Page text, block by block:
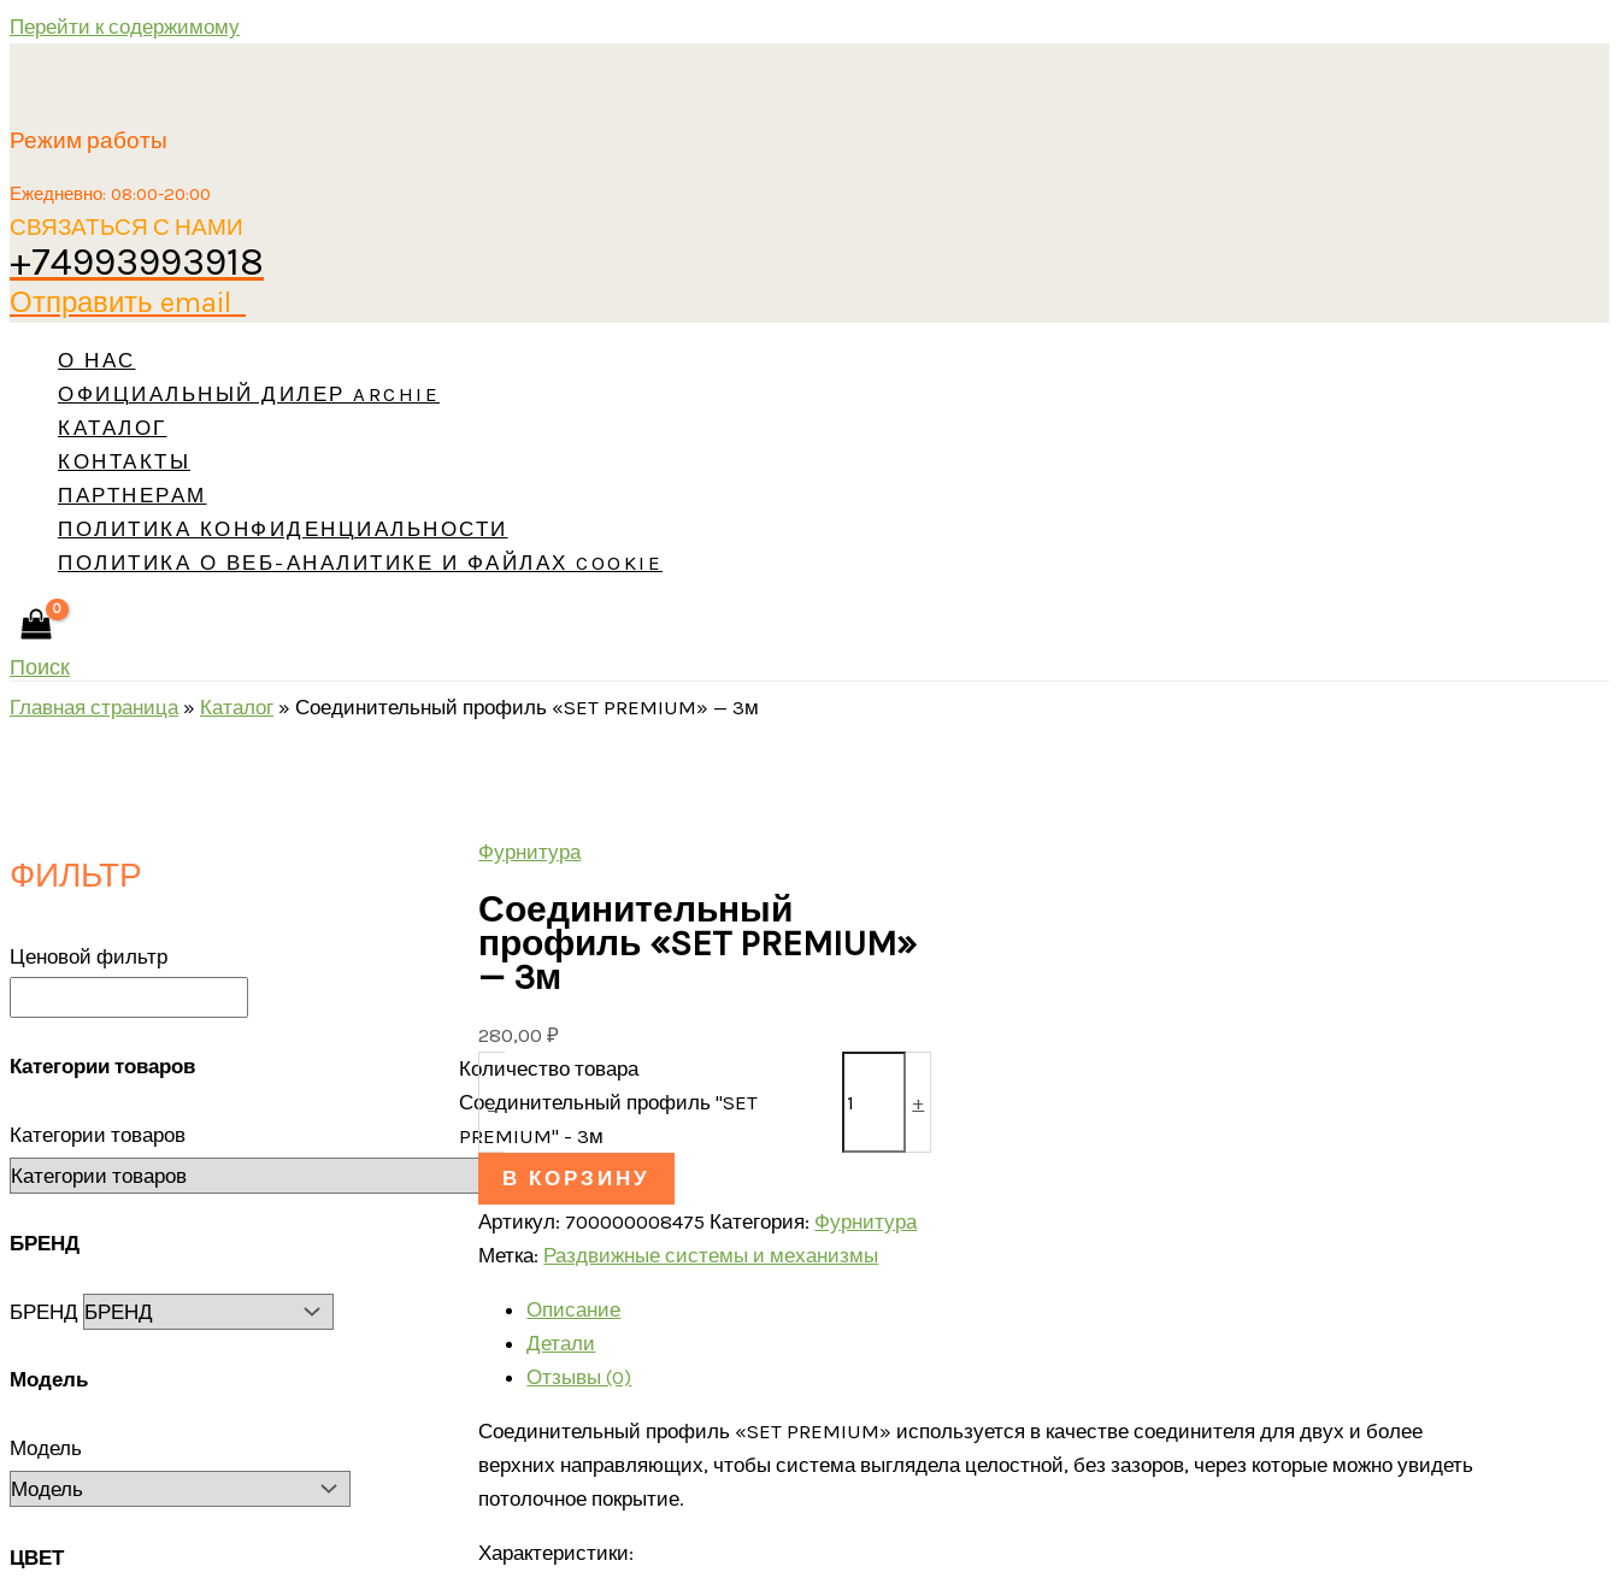
Перейти к содержимому
Режим работы
Ежедневно: 08:00-20:00
СВЯЗАТЬСЯ С НАМИ
+74993993918
Отправить email
О НАС
ОФИЦИАЛЬНЫЙ ДИЛЕР ARCHIE
КАТАЛОГ
КОНТАКТЫ
ПАРТНЕРАМ
ПОЛИТИКА КОНФИДЕНЦИАЛЬНОСТИ
ПОЛИТИКА О ВЕБ-АНАЛИТИКЕ И ФАЙЛАХ COOKIE
Поиск
Главная страница » Каталог » Соединительный профиль «SET PREMIUM» — 3м
ФИЛЬТР
Ценовой фильтр
Категории товаров
Категории товаров
БРЕНД
БРЕНД
Модель
Модель
ЦВЕТ
Фурнитура
Соединительный
профиль «SET PREMIUM»
— 3м
280,00₽
-
Количество товара
Соединительный профиль "SET
PREMIUM" - 3м
+
В КОРЗИНУ
Артикул: 700000008475 Категория: Фурнитура
Метка: Раздвижные системы и механизмы
Описание
Детали
Отзывы (0)
Соединительный профиль «SET PREMIUM» используется в качестве соединителя для двух и более
верхних направляющих, чтобы система выглядела целостной, без зазоров, через которые можно увидеть
потолочное покрытие.
Характеристики: